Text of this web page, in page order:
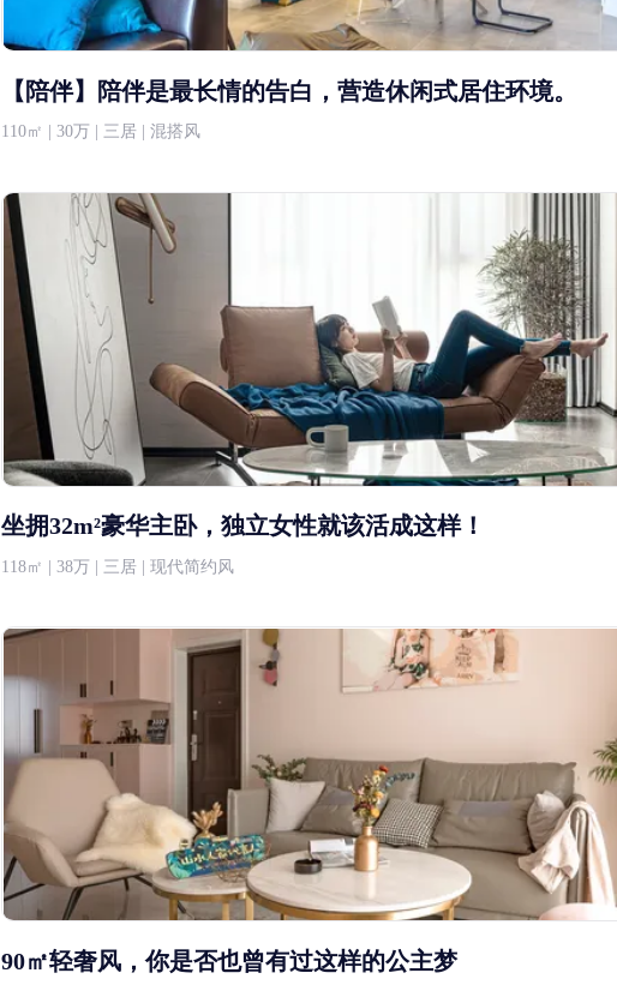
【陪伴】陪伴是最长情的告白，营造休闲式居住环境。
110㎡ | 30万 | 三居 | 混搭风
坐拥32m²豪华主卧，独立女性就该活成这样！
118㎡ | 38万 | 三居 | 现代简约风
90㎡轻奢风，你是否也曾有过这样的公主梦